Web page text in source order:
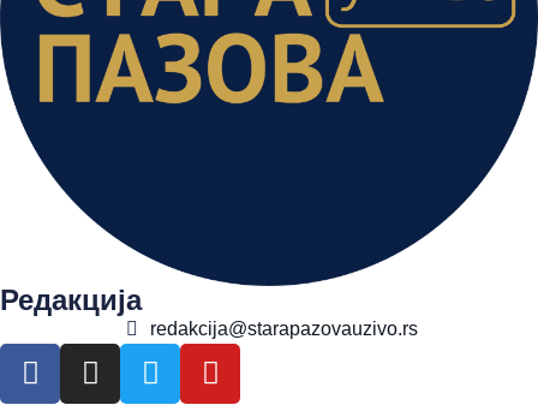
Редакција
redakcija@starapazovauzivo.rs